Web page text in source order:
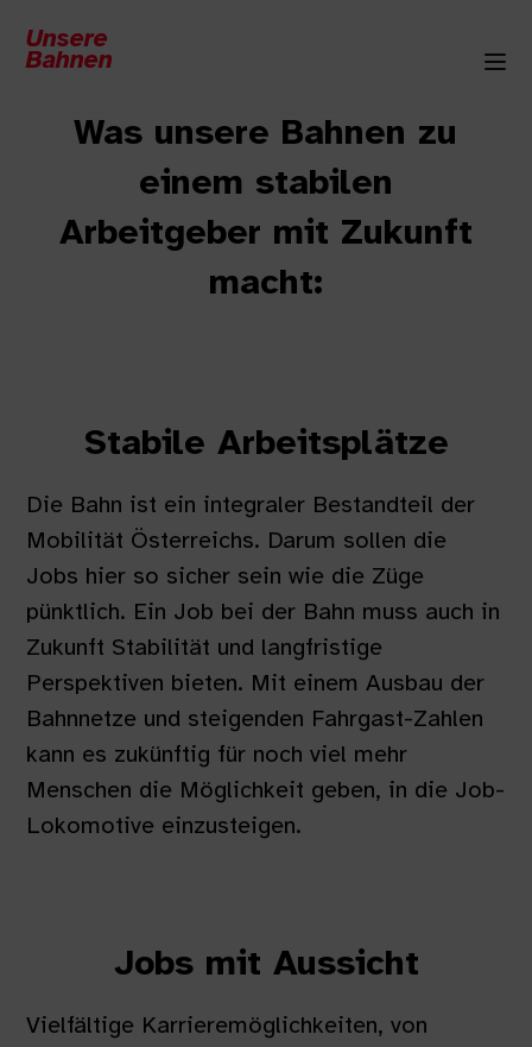
Unsere
Bahnen
Was unsere Bahnen zu
einem stabilen
Arbeitgeber mit Zukunft
macht:
Stabile Arbeitsplätze
Die Bahn ist ein integraler Bestandteil der
Mobilität Österreichs. Darum sollen die
Jobs hier so sicher sein wie die Züge
pünktlich. Ein Job bei der Bahn muss auch in
Zukunft Stabilität und langfristige
Perspektiven bieten. Mit einem Ausbau der
Bahnnetze und steigenden Fahrgast-Zahlen
kann es zukünftig für noch viel mehr
Menschen die Möglichkeit geben, in die Job-
Lokomotive einzusteigen.
Jobs mit Aussicht
Vielfältige Karrieremöglichkeiten, von